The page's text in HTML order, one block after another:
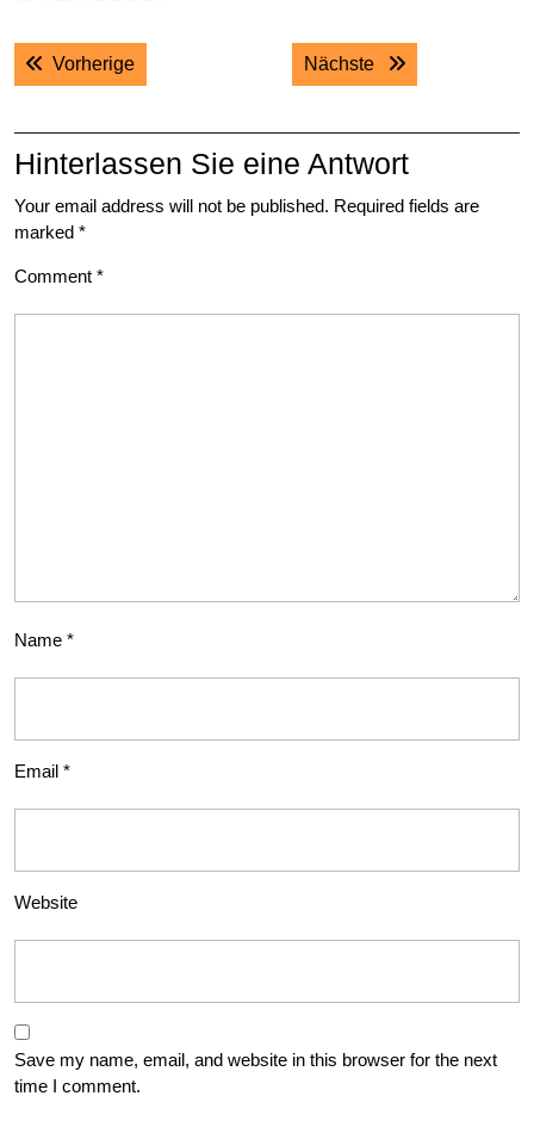
Post
navigation
VorherigePrevious post: Nächste Next post:
Hinterlassen Sie eine Antwort
Your email address will not be published. Required fields are
marked *
Comment *
Name *
Email *
Website
Save my name, email, and website in this browser for the next
time I comment.